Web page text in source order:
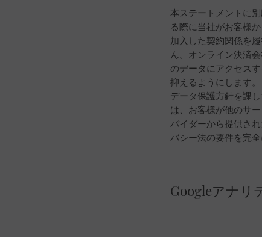
本ステートメントに
る際に当社がお客様
加入した契約関係を
ん。オンライン決済
のデータにアクセス
抑えるようにします
データ保護方針を課
は、お客様が他のサ
バイダーから提供さ
バシー法の要件を完
Googleアナリ